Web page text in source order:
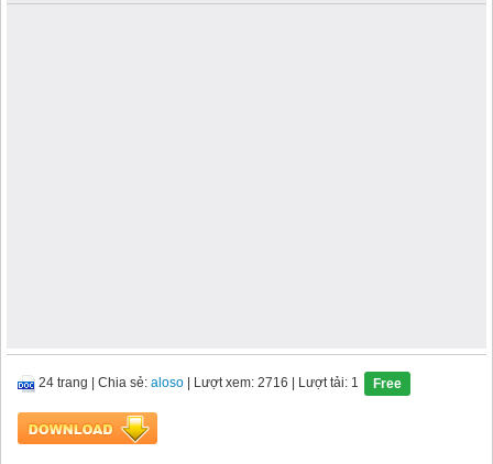
24 trang Chia sẻ: aloso | Lượt xem: 2716 | Lượt tải: 1 Free